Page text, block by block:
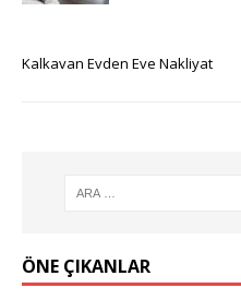
Kalkavan Evden Eve Nakliyat
ÖNE ÇIKANLAR